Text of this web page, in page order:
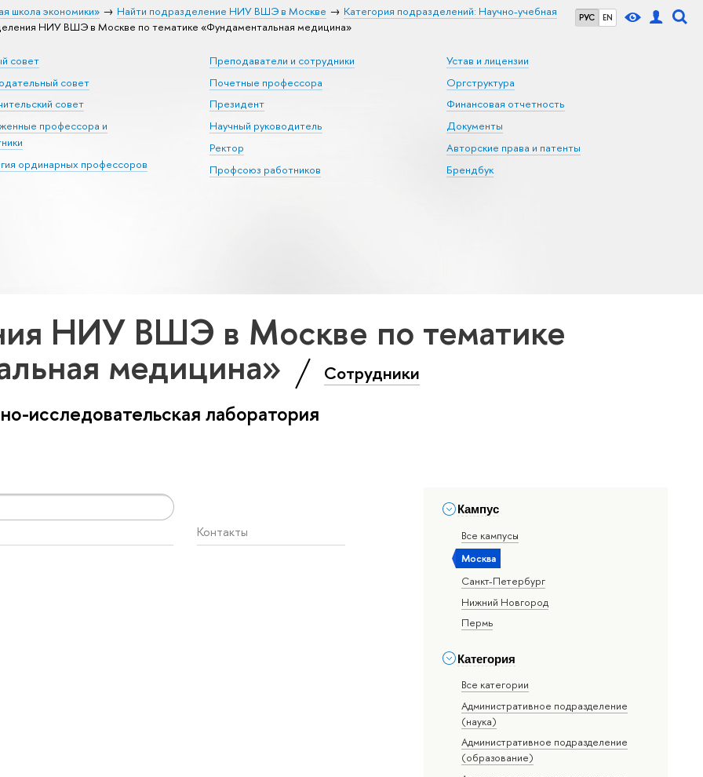
РУС EN
школа экономики» Найти подразделение НИУ ВШЭ в Москве
Категория подразделений: Научно-учебная
НИУ ВШЭ в Москве по тематике «Фундаментальная медицина»
совет
совет
совет
профессора и
ординарных профессоров
Преподаватели и сотрудники
Почетные профессора
Президент
Научный руководитель
Ректор
Профсоюз работников
Устав и лицензии
Оргструктура
Финансовая отчетность
Документы
Авторские права и патенты
Брендбук
НИУ ВШЭ в Москве по тематике
медицина» Сотрудники
исследовательская лаборатория
Кампус
Все кампусы
Москва
Санкт-Петербург
Нижний Новгород
Пермь
Категория
Все категории
Административное подразделение
(наука)
Административное подразделение
(образование)
Контакты